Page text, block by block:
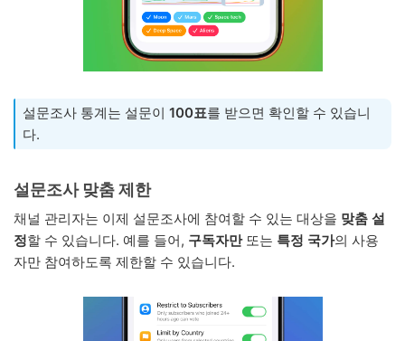
설문조사 통계는 설문이 100표를 받으면 확인할 수 있습니
다.
설문조사 맞춤 제한
채널 관리자는 이제 설문조사에 참여할 수 있는 대상을 맞춤 설
정할 수 있습니다. 예를 들어, 구독자만또는 특정 국가의 사용
자만 참여하도록 제한할 수 있습니다.